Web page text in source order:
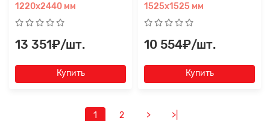
1220х2440 мм
13 351₽/шт.
Купить
1525х1525 мм
10 554₽/шт.
Купить
1 2 > >|